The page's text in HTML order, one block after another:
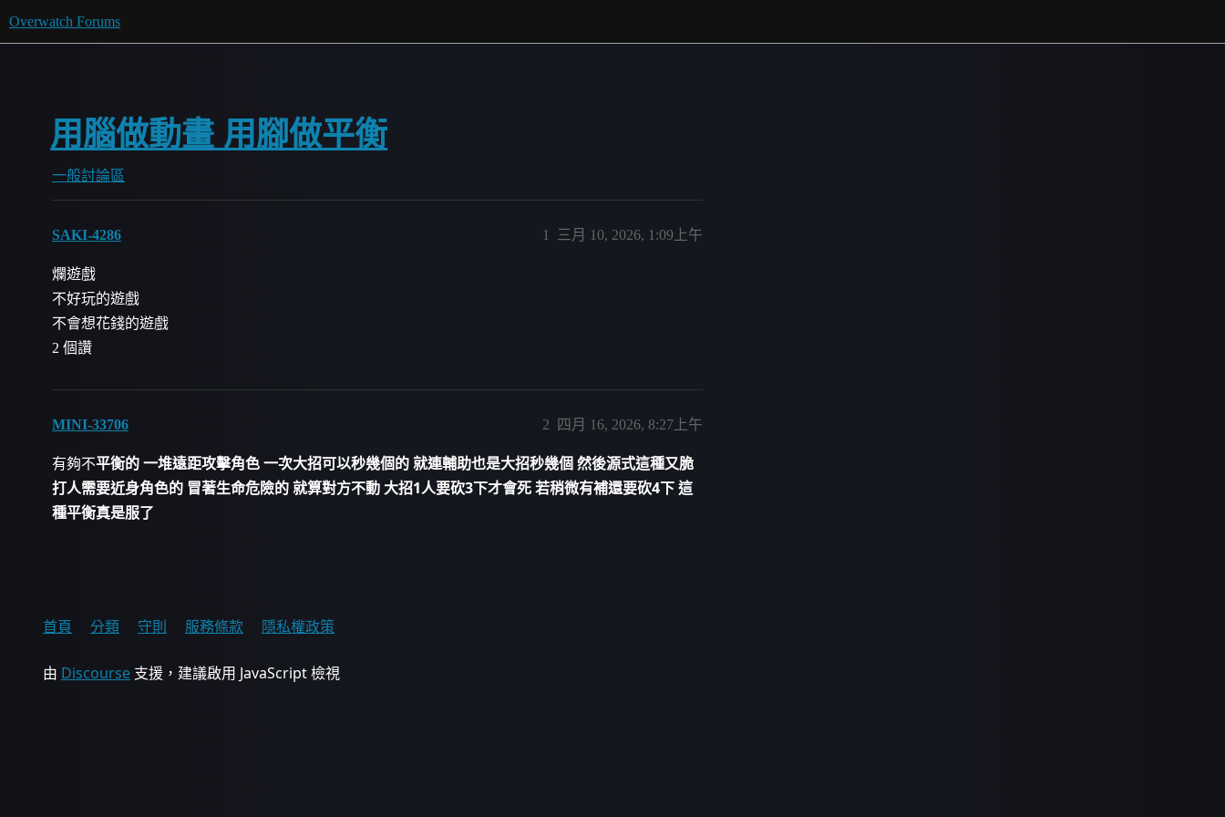
Overwatch Forums
用腦做動畫 用腳做平衡
一般討論區
SAKI-4286 三月 10, 2026, 1:09上午
1
爛遊戲
不好玩的遊戲
不會想花錢的遊戲
2 個讚
MINI-33706 四月 16, 2026, 8:27上午
2
有夠不平衡的 一堆遠距攻擊角色 一次大招可以秒幾個的 就連輔助也是大招秒幾個 然後源式這種又脆
打人需要近身角色的 冒著生命危險的 就算對方不動 大招1人要砍3下才會死 若稍微有補還要砍4下 這
種平衡真是服了
首頁 分類 守則 服務條款 隱私權政策
由 Discourse 支援，建議啟用 JavaScript 檢視